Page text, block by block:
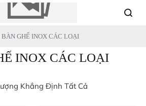
BÀN GHẾ INOX CÁC LOẠI
INOX CÁC LOẠI
Khẳng Định Tất Cả